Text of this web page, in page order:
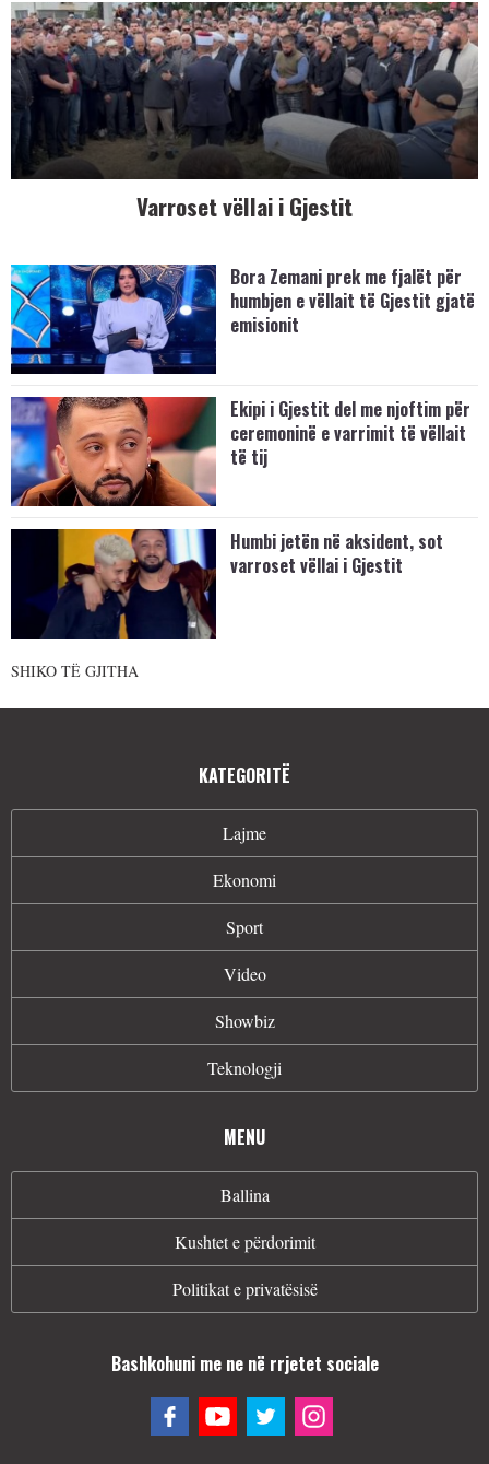
Varroset vëllai i Gjestit
Bora Zemani prek me fjalët për
humbjen e vëllait të Gjestit gjatë
emisionit
Ekipi i Gjestit del me njoftim për
ceremoninë e varrimit të vëllait
të tij
Humbi jetën në aksident, sot
varroset vëllai i Gjestit
SHIKO TË GJITHA
KATEGORITË
Lajme
Ekonomi
Sport
Video
Showbiz
Teknologji
MENU
Ballina
Kushtet e përdorimit
Politikat e privatësisë
Bashkohuni me ne në rrjetet sociale